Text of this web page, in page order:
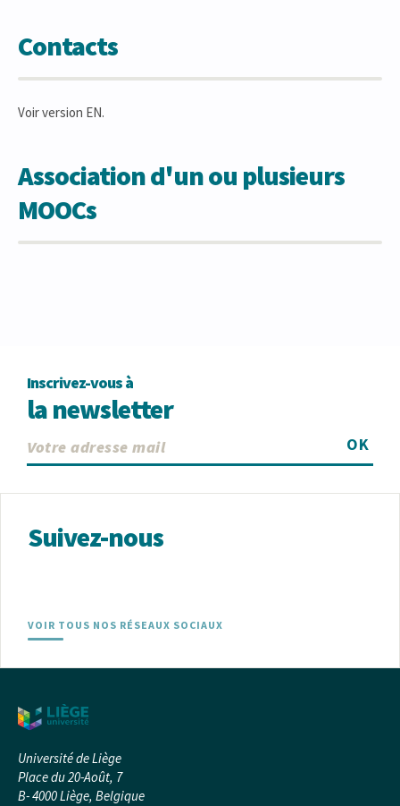
Contacts
Voir version EN.
Association d'un ou plusieurs
MOOCs
Inscrivez-vous à
la newsletter
OK
Suivez-nous
VOIR TOUS NOS RÉSEAUX SOCIAUX
Université de Liège
Place du 20-Août, 7
B- 4000 Liège, Belgique